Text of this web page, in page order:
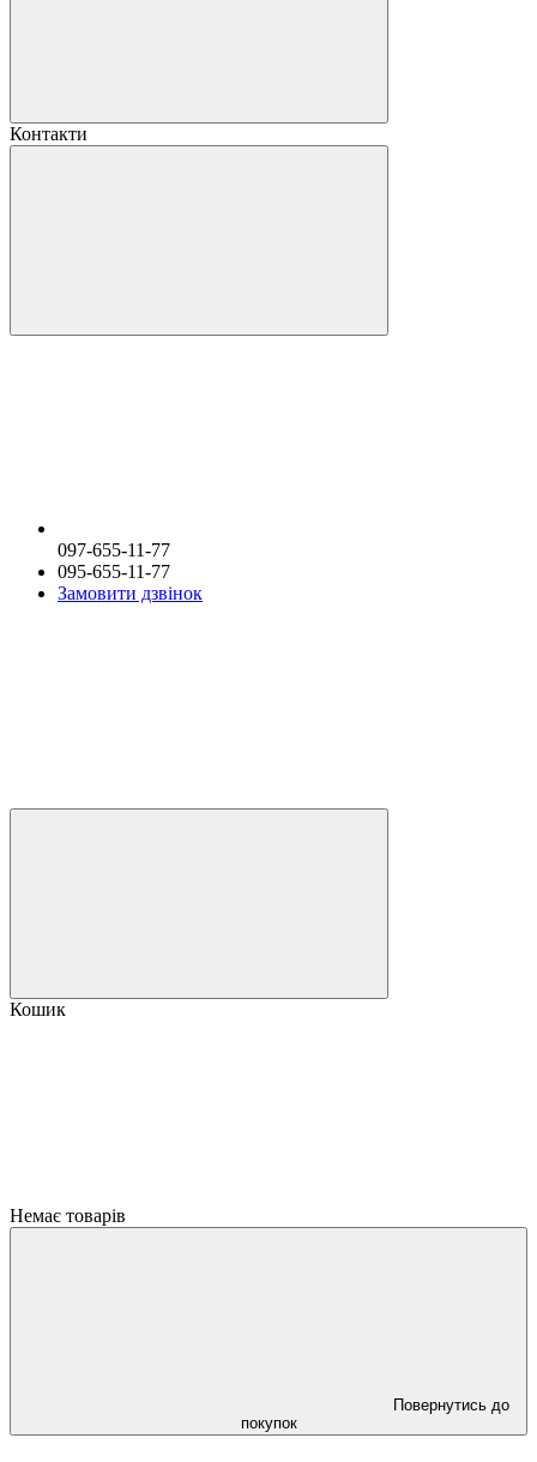
Контакти
097-655-11-77
095-655-11-77
Замовити дзвінок
Кошик
Немає товарів
Повернутись до
покупок